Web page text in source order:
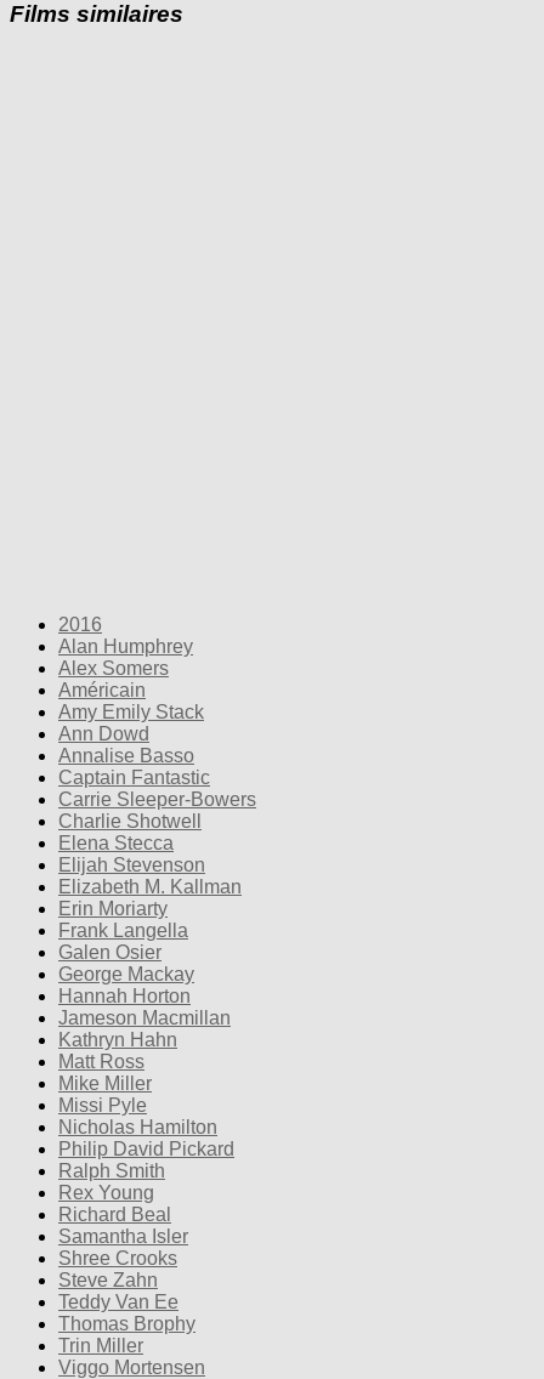
Films similaires
2016
Alan Humphrey
Alex Somers
Américain
Amy Emily Stack
Ann Dowd
Annalise Basso
Captain Fantastic
Carrie Sleeper-Bowers
Charlie Shotwell
Elena Stecca
Elijah Stevenson
Elizabeth M. Kallman
Erin Moriarty
Frank Langella
Galen Osier
George Mackay
Hannah Horton
Jameson Macmillan
Kathryn Hahn
Matt Ross
Mike Miller
Missi Pyle
Nicholas Hamilton
Philip David Pickard
Ralph Smith
Rex Young
Richard Beal
Samantha Isler
Shree Crooks
Steve Zahn
Teddy Van Ee
Thomas Brophy
Trin Miller
Viggo Mortensen